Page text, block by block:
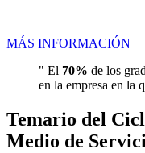
MÁS INFORMACIÓN
" El 70% de los
en la empresa en la
Temario del
Medio de